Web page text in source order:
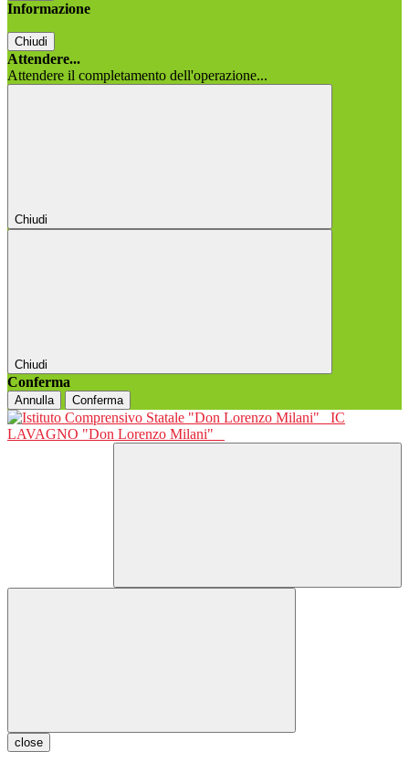
Informazione
Chiudi
Attendere...
Attendere il completamento dell'operazione...
Chiudi
Chiudi
Conferma
Annulla Conferma
IC
LAVAGNO "Don Lorenzo Milani"
close